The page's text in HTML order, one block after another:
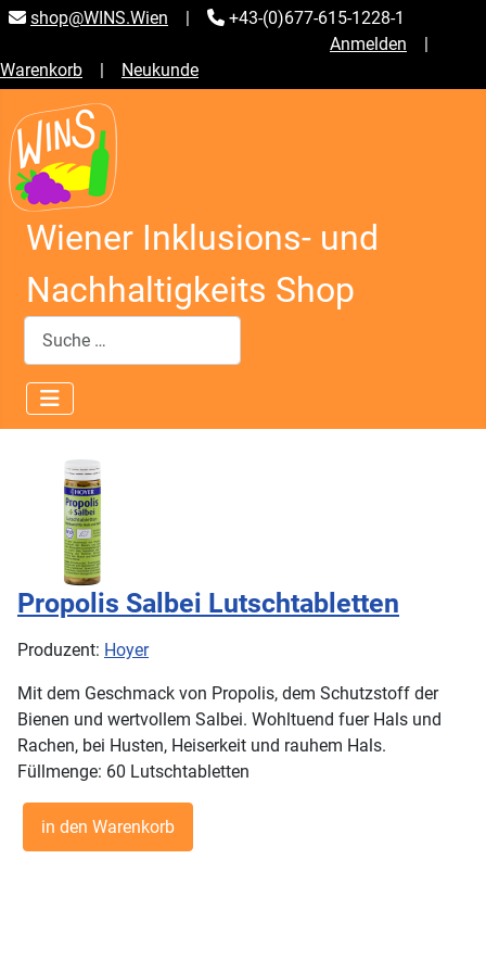
shop@WINS.Wien |
+43-(0)677-615-1228-1
Anmelden |
Warenkorb | Neukunde
Wiener Inklusions- und
Nachhaltigkeits Shop
Suchen
Propolis Salbei Lutschtabletten
Produzent: Hoyer
Mit dem Geschmack von Propolis, dem Schutzstoff der
Bienen und wertvollem Salbei. Wohltuend fuer Hals und
Rachen, bei Husten, Heiserkeit und rauhem Hals.
Füllmenge: 60 Lutschtabletten